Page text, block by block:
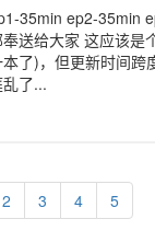
35min ep2-35min
送给大家 这应该是
了)，但更新时间跨
了...
2 3 4 5